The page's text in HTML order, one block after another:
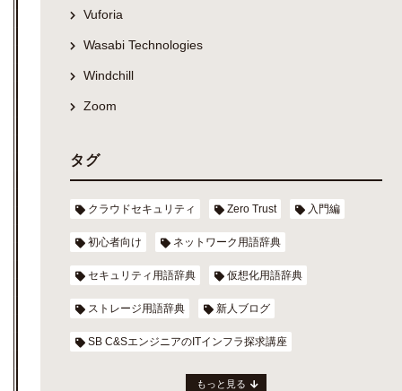
Vuforia
Wasabi Technologies
Windchill
Zoom
タグ
クラウドセキュリティ Zero Trust 入門編
初心者向け ネットワーク用語辞典
セキュリティ用語辞典 仮想化用語辞典
ストレージ用語辞典 新人ブログ
SB C&SエンジニアのITインフラ探求講座
もっと見る